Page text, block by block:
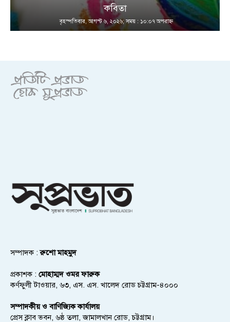
কবিতা
বৃহস্পতিবার, আগস্ট ৬, ২০২৬; সময় : ১০:০৭ অপরাহ্ণ
সম্পাদক :রুশো মাহমুদ
প্রকাশক : মোহাম্মদ ওমর ফারুক
কর্ণফুলী টাওয়ার, ৬৩, এস. এস. খালেদ রোড চট্টগ্রাম-৪০০০
সম্পাদকীয় ও বাণিজ্যিক কার্যালয়
প্রেস ক্লাব ভবন, ৬ষ্ঠ তলা, জামালখান রোড, চট্টগ্রাম।